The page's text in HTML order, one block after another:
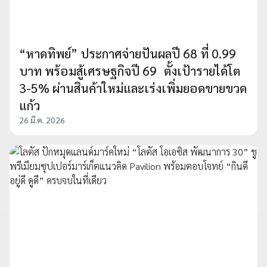
“หาดทิพย์” ประกาศจ่ายปันผลปี 68 ที่ 0.99
บาท พร้อมสู้เศรษฐกิจปี 69 ตั้งเป้ารายได้โต
3-5% ผ่านสินค้าใหม่และเร่งเพิ่มยอดขายขวด
แก้ว
26 มี.ค. 2026